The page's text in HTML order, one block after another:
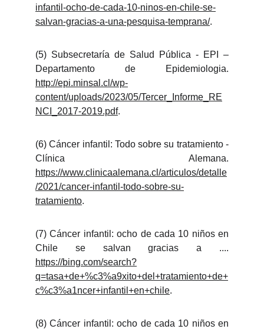
infantil-ocho-de-cada-10-ninos-en-chile-se-
salvan-gracias-a-una-pesquisa-temprana/.
(5) Subsecretaría de Salud Pública - EPI –
Departamento de Epidemiologia.
http://epi.minsal.cl/wp-
content/uploads/2023/05/Tercer_Informe_RE
NCI_2017-2019.pdf.
(6) Cáncer infantil: Todo sobre su tratamiento -
Clínica Alemana.
https://www.clinicaalemana.cl/articulos/detalle
/2021/cancer-infantil-todo-sobre-su-
tratamiento.
(7) Cáncer infantil: ocho de cada 10 niños en
Chile se salvan gracias a ....
https://bing.com/search?
q=tasa+de+%c3%a9xito+del+tratamiento+de+
c%c3%a1ncer+infantil+en+chile.
(8) Cáncer infantil: ocho de cada 10 niños en